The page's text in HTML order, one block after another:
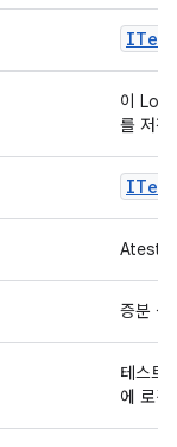
ITest
이
를 저장
ITest
Atest
증분 설
테스트
에 로